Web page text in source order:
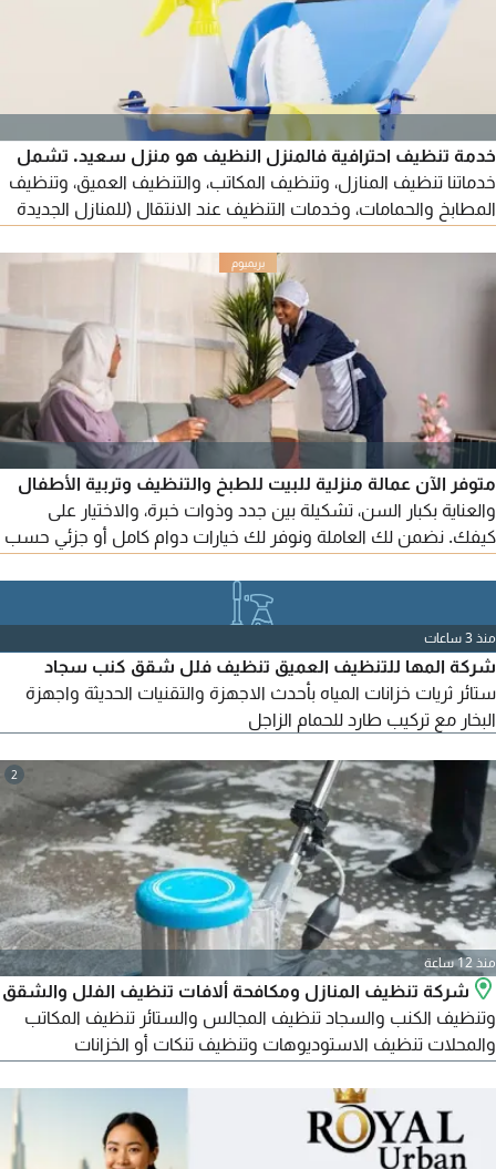
خدمة تنظيف احترافية فالمنزل النظيف هو منزل سعيد. تشمل
خدماتنا تنظيف المنازل، وتنظيف المكاتب، والتنظيف العميق، وتنظيف
المطابخ والحمامات، وخدمات التنظيف عند الانتقال (للمنازل الجديدة
مناسبة مع خيارات متعددة تشمل الخدمات بالساعة أو اليوم أو
الشهر. يرجى التواصل معنا
متوفر الآن عمالة منزلية للبيت للطبخ والتنظيف وتربية الأطفال
والعناية بكبار السن، تشكيلة بين جدد وذوات خبرة، والاختيار على
كيفك. نضمن لك العاملة ونوفر لك خيارات دوام كامل أو جزئي حسب
منذ 3 ساعات
شركة المها للتنظيف العميق تنظيف فلل شقق كنب سجاد
ستائر ثريات خزانات المياه بأحدث الاجهزة والتقنيات الحديثة واجهزة
البخار مع تركيب طارد للحمام الزاجل
2
منذ 12 ساعة
شركة تنظيف المنازل ومكافحة ألافات تنظيف الفلل والشقق
وتنظيف الكنب والسجاد تنظيف المجالس والستائر تنظيف المكاتب
والمحلات تنظيف الاستوديوهات وتنظيف تنكات أو الخزانات
تلميع السيراميك بالمواد الخاصه والماكين تنظيف المطابخ تنظيف
حمامات السباحة تنظيف الغنفات تنظيف النجفات شركة تنظيف في
جميع أنحاء الامارات